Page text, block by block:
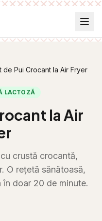
de Pui Crocant la Air Fryer
LACTOZĂ
la Air
crustă crocantă,
O rețetă sănătoasă,
doar 20 de minute.